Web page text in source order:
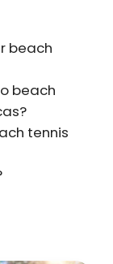
beach
beach
tennis